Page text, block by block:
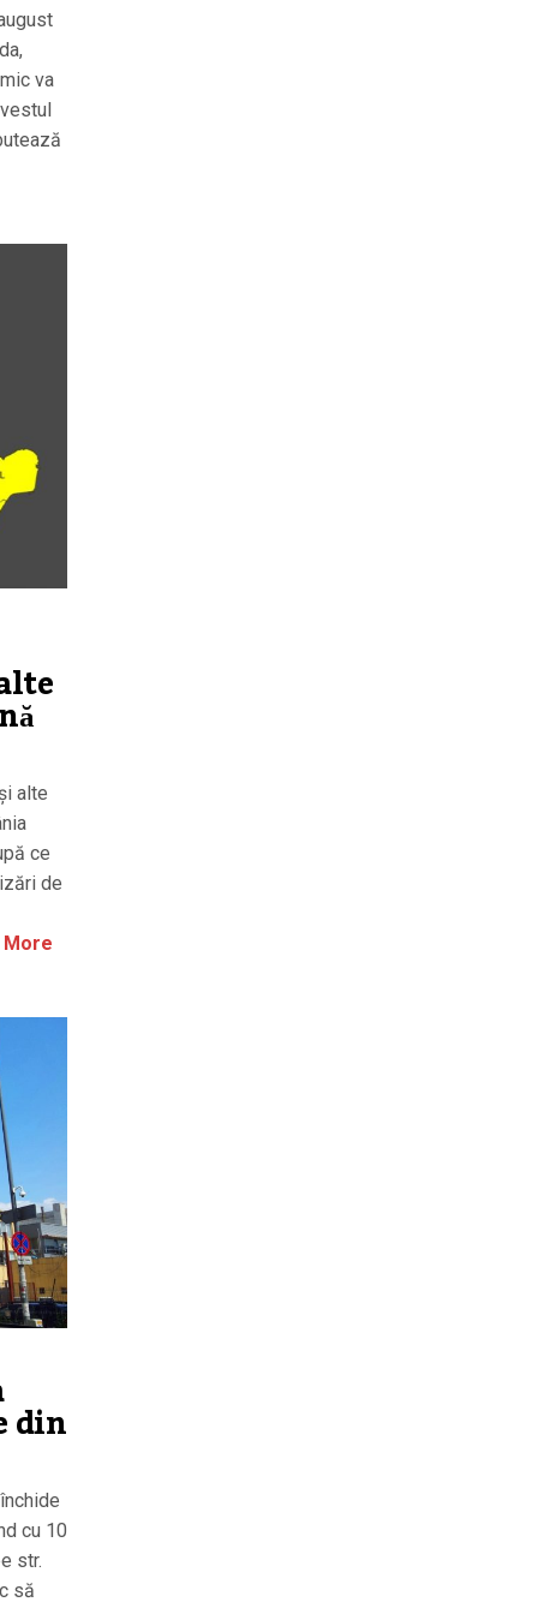
va
alte
ce
de
din
cu 10
str.
să